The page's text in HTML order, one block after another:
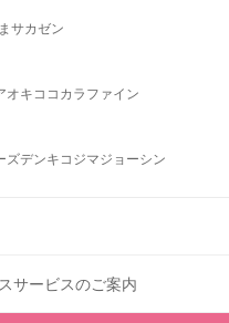
サカゼン
オキ ココカラファイン
ズデンキ コジマジョーシン
サービスのご案内